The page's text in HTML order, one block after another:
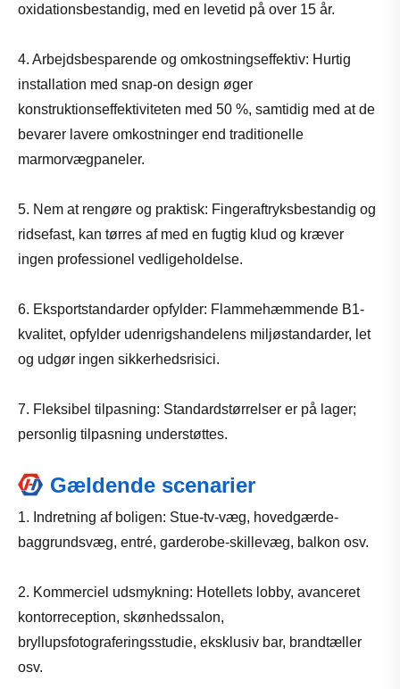
oxidationsbestandig, med en levetid på over 15 år.
4. Arbejdsbesparende og omkostningseffektiv: Hurtig
installation med snap-on design øger
konstruktionseffektiviteten med 50 %, samtidig med at de
bevarer lavere omkostninger end traditionelle
marmorvægpaneler.
5. Nem at rengøre og praktisk: Fingeraftryksbestandig og
ridsefast, kan tørres af med en fugtig klud og kræver
ingen professionel vedligeholdelse.
6. Eksportstandarder opfylder: Flammehæmmende B1-
kvalitet, opfylder udenrigshandelens miljøstandarder, let
og udgør ingen sikkerhedsrisici.
7. Fleksibel tilpasning: Standardstørrelser er på lager;
personlig tilpasning understøttes.
Gældende scenarier
1. Indretning af boligen: Stue-tv-væg, hovedgærde-
baggrundsvæg, entré, garderobe-skillevæg, balkon osv.
2. Kommerciel udsmykning: Hotellets lobby, avanceret
kontorreception, skønhedssalon,
bryllupsfotograferingsstudie, eksklusiv bar, brandtæller
osv.